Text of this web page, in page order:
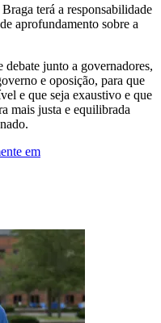
terá a responsabilidade
aprofundamento sobre a
debate junto a governadores,
e oposição, para que
e que seja exaustivo e que
mais justa e equilibrada
em